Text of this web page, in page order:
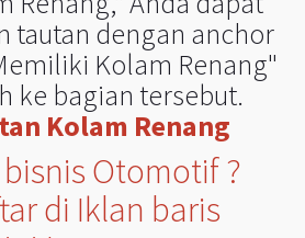
tautan dengan anchor
Kolam Renang"
ke bagian tersebut.
Kolam Renang
Otomotif ?
di Iklan baris